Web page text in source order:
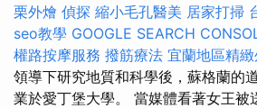
栗外燴 偵探 縮小毛孔醫美 居家打掃
seo教學 GOOGLE SEARCH
權路按摩服務 撥筋療法 宜蘭地區精
領導下研究地質和科學後，蘇格蘭的
業於愛丁堡大學。 當媒體看著女王被